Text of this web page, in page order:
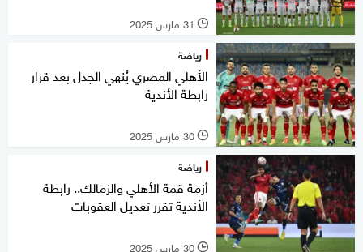
l 31 مارس 2025
رياضة
الأهلي المصري يُنهي الجدل بعد قرار
رابطة الأندية
l 30 مارس 2025
رياضة
أزمة قمة الأهلي والزمالك.. رابطة
الأندية تقرر تعديل العقوبات
l 30 مارس 2025